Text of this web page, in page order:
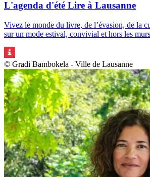
L'agenda d'été Lire à Lausanne
Vivez le monde du livre, de l’évasion, de la
sur un mode estival, convivial et hors les
© Gradi Bambokela - Ville de Lausanne